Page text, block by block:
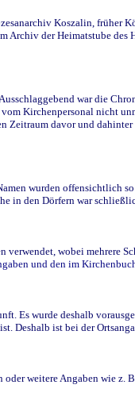
Koszalin, früher
Archiv der Heimatstube
war die
Kirchenpersonal nicht
davor und
wurden offensichtlich
in den Dörfern war
wobei mehrere
und den im
Es wurde deshalb
Deshalb ist bei der
weitere Angaben wie z.